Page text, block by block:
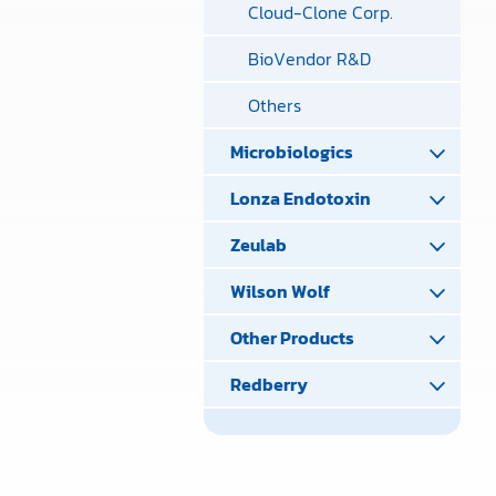
Cloud-Clone Corp.
BioVendor R&D
Others
Microbiologics
Lonza Endotoxin
Zeulab
Wilson Wolf
Other Products
Redberry